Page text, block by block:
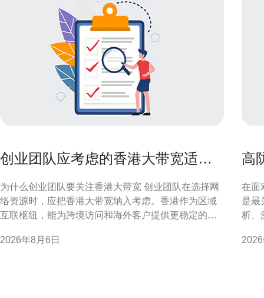
创业团队应考虑的香港大带宽适合
为什么创业团队要关注香港大带宽 创业团队在选择网
络资源时，应把香港大带宽纳入考虑。香港作为区域
互联枢纽，能为跨境访问和海外客户提供更稳定的连
带宽的核心优势 国际互联与低延迟 香港连接多条海底
2026年8月6日
高
在面
是最
析、
务器的日志